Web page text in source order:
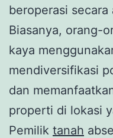
beroperasi
Biasanya, orang-
kaya
mendiversifikasi
dan
properti di lokasi
Pemilik tanah